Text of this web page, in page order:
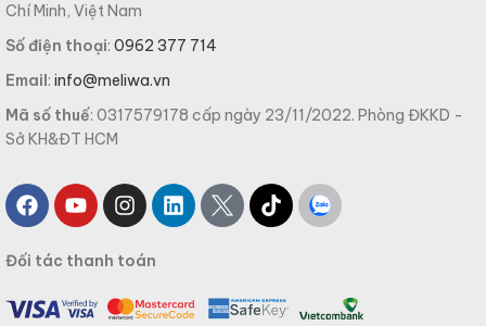
Chí Minh, Việt Nam
Số điện thoại: 0962 377 714
Email : info@meliwa.vn
Mã số thuế: 0317579178 cấp ngày 23/11/2022. Phòng ĐKKD -
Sở KH&ĐT HCM
Đối tác thanh toán